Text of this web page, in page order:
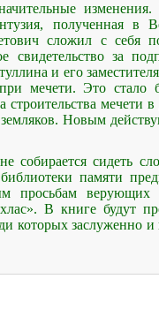
изменения.
полученная
сложил с себя
свидетельство за
и его
мечети. Это стало
строительства
Новым
собирается сидеть
памяти
просьбам верующих
В книге будут
которых заслуженно